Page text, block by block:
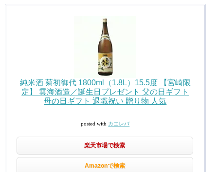
純米酒 菊初御代 1800ml（1.8L）15.5度 【宮崎限
定】 雲海酒造／誕生日プレゼント 父の日ギフト
母の日ギフト 退職祝い 贈り物 人気
posted with カエレバ
楽天市場で検索
Amazonで検索